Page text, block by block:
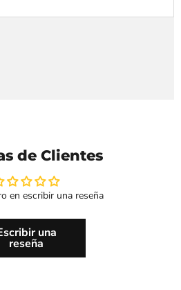
de Clientes
en escribir una reseña
una
reseña